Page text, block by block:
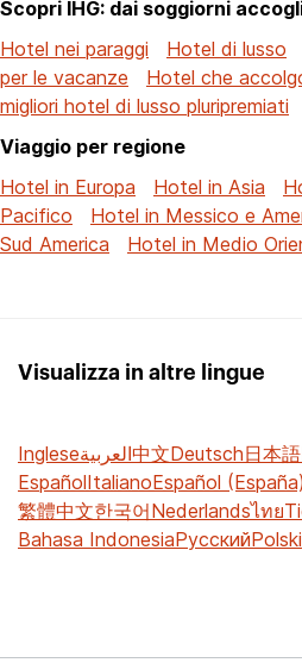
Scopri IHG: dai soggiorni
Hotel nei paraggi
Hotel di lusso
per le vacanze
Hotel che
migliori hotel di lusso pluripremiati
Viaggio per regione
Hotel in Europa
Hotel in Asia
Pacifico
Hotel in Messico e
Sud America
Hotel in Medio
Visualizza in altre lingue
Ingleseالعربية中文Deutsch日本語
EspañolItalianoEspañol (España)
繁體中文한국어Nederlandsไทย
Bahasa IndonesiaРусскийPolski